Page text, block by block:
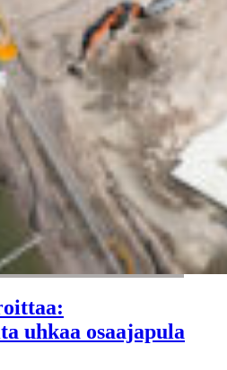
uhkaa osaajapula